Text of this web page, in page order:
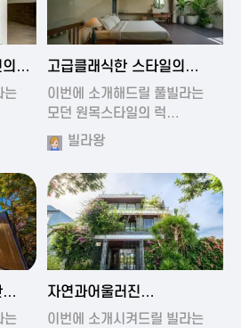
는
2024-11-19 00:37
고급클래식한 스타일의
럭셔리 풀빌라
이번에 소개해드릴 풀빌라는
모던 원목스타일의 럭…
빌라왕
는
2024-11-19 01:17
자연과어울러진
아름다운풀빌라
이번에 소개시켜드릴 빌라는